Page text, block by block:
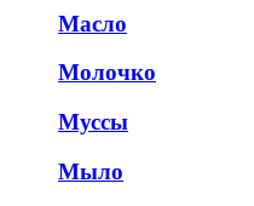
Масло
Молочко
Муссы
Мыло